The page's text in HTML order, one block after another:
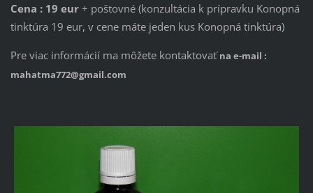
Cena : 19 eur+ poštovné (konzultácia k prípravku Konopná
tinktúra 19 eur, v cene máte jeden kus Konopná tinktúra)
Pre viac informácií ma môžete kontaktovaťna e-mail :
mahatma772@gmail.com